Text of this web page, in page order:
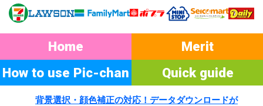
Home
Merit
How to use Pic-chan
Quick guide
背景選択・ 顔色補正の対応！ データダウンロードが